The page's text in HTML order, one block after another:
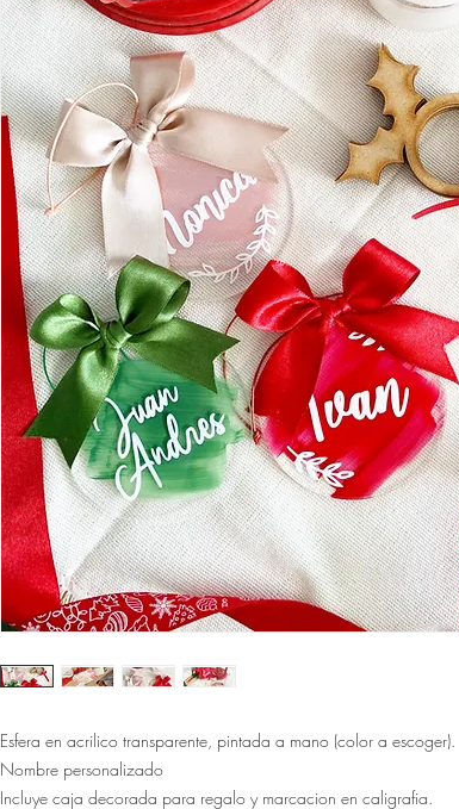
Esfera en acrilico transparente, pintada a mano (color a escoger).
Nombre personalizado
Incluye caja decorada para regalo y marcacion en caligrafia.